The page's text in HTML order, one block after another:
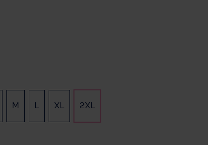
(Questa opzione non è al momento disponibile.)
M L XL 2XL